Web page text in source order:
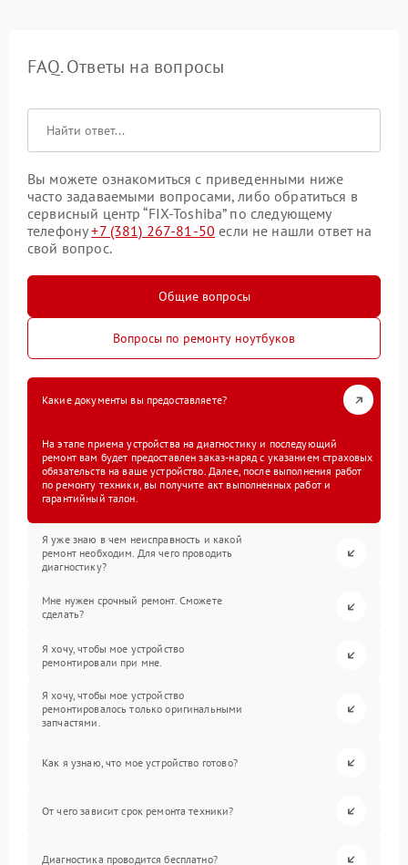
FAQ. Ответы на вопросы
Вы можете ознакомиться с приведенными ниже
часто задаваемыми вопросами, либо обратиться в
сервисный центр “FIX-Toshiba” по следующему
телефону+7 (381) 267-81-50 если не нашли ответ на
свой вопрос.
Общие вопросы
Вопросы по ремонту ноутбуков
Какие документы вы предоставляете?
На этапе приема устройства на диагностику и последующий
ремонт вам будет предоставлен заказ-наряд с указанием страховых
обязательств на ваше устройство. Далее, после выполнения работ
по ремонту техники, вы получите акт выполненных работ и
гарантийный талон.
Я уже знаю в чем неисправность и какой
ремонт необходим. Для чего проводить
диагностику?
Мне нужен срочный ремонт. Сможете
сделать?
Я хочу, чтобы мое устройство
ремонтировали при мне.
Я хочу, чтобы мое устройство
ремонтировалось только оригинальными
запчастями.
Как я узнаю, что мое устройство готово?
От чего зависит срок ремонта техники?
Диагностика проводится бесплатно?